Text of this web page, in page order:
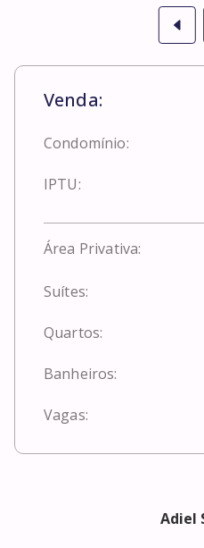
Venda:
Condomínio:
IPTU:
Área Privativa:
Suítes:
Quartos:
Banheiros:
Vagas:
Adiel